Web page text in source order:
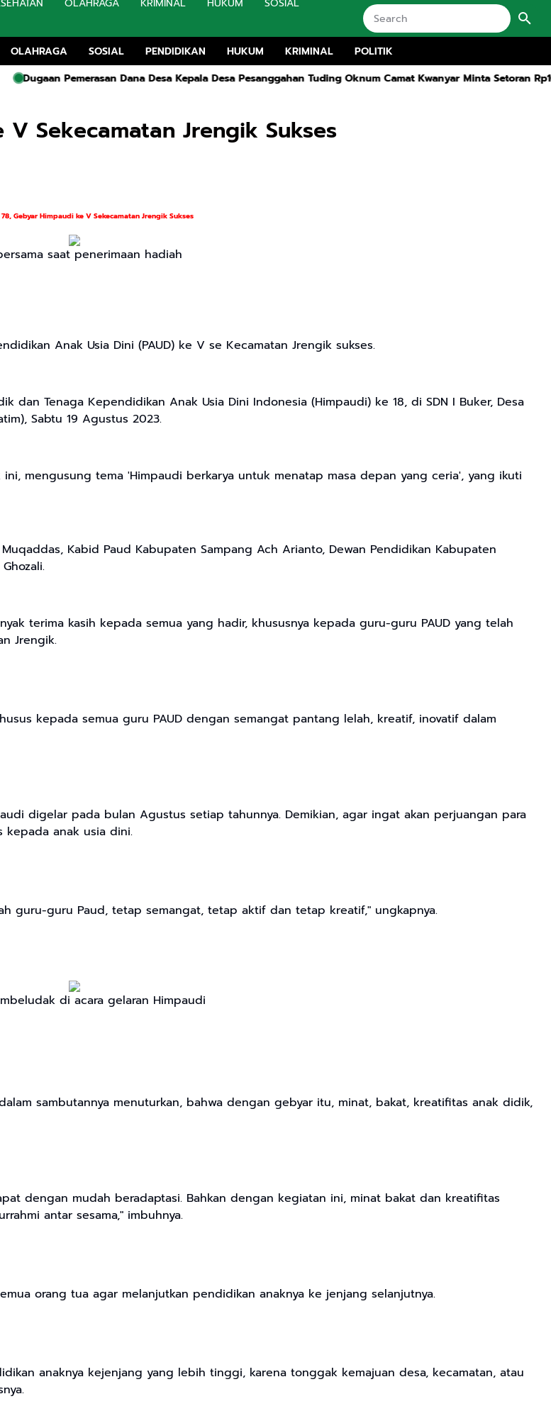
OLAHRAGA SOSIAL PENDIDIKAN HUKUM KRIMINAL
POLITIK
Dana Desa Kepala Desa Pesanggahan Tuding Oknum Camat Kwanyar Minta Setoran Rp10 Juta Rakor MKKS
V Sekecamatan Jrengik Sukses
78, Gebyar Himpaudi ke V Sekecamatan Jrengik Sukses
saat penerimaan hadiah
Anak Usia Dini (PAUD) ke V se Kecamatan Jrengik sukses.
Tenaga Kependidikan Anak Usia Dini Indonesia (Himpaudi) ke 18, di SDN I Buker, Desa
Sabtu 19 Agustus 2023.
mengusung tema 'Himpaudi berkarya untuk menatap masa depan yang ceria', yang ikuti
Kabid Paud Kabupaten Sampang Ach Arianto, Dewan Pendidikan Kabupaten
terima kasih kepada semua yang hadir, khususnya kepada guru-guru PAUD yang telah
Jrengik.
kepada semua guru PAUD dengan semangat pantang lelah, kreatif, inovatif dalam
digelar pada bulan Agustus setiap tahunnya. Demikian, agar ingat akan perjuangan para
kepada anak usia dini.
guru-guru Paud, tetap semangat, tetap aktif dan tetap kreatif," ungkapnya.
di acara gelaran Himpaudi
sambutannya menuturkan, bahwa dengan gebyar itu, minat, bakat, kreatifitas anak didik,
dengan mudah beradaptasi. Bahkan dengan kegiatan ini, minat bakat dan kreatifitas
antar sesama," imbuhnya.
orang tua agar melanjutkan pendidikan anaknya ke jenjang selanjutnya.
anaknya kejenjang yang lebih tinggi, karena tonggak kemajuan desa, kecamatan, atau